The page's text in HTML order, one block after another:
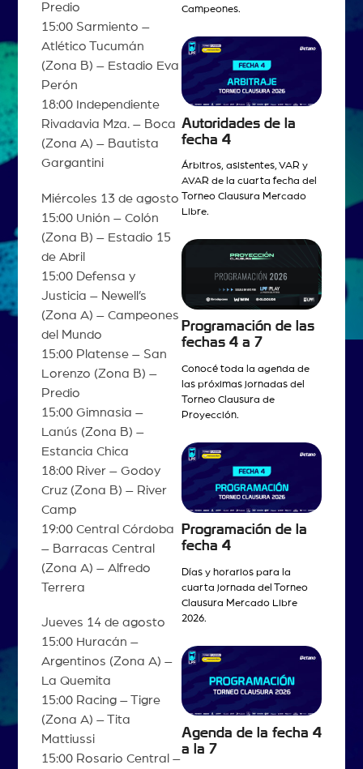
Predio
15:00 Sarmiento –
Atlético Tucumán
(Zona B) – Estadio Eva
Perón
18:00 Independiente
Rivadavia Mza. – Boca
(Zona A) – Bautista
Gargantini
Miércoles 13 de agosto
15:00 Unión – Colón
(Zona B) – Estadio 15
de Abril
15:00 Defensa y
Justicia – Newell’s
(Zona A) – Campeones
del Mundo
15:00 Platense – San
Lorenzo (Zona B) –
Predio
15:00 Gimnasia –
Lanús (Zona B) –
Estancia Chica
18:00 River – Godoy
Cruz (Zona B) – River
Camp
19:00 Central Córdoba
– Barracas Central
(Zona A) – Alfredo
Terrera
Jueves 14 de agosto
15:00 Huracán –
Argentinos (Zona A) –
La Quemita
15:00 Racing – Tigre
(Zona A) – Tita
Mattiussi
15:00 Rosario Central –
Campeones.
Autoridades de la
fecha 4
Árbitros, asistentes, VAR y
AVAR de la cuarta fecha del
Torneo Clausura Mercado
Libre.
Programación de las
fechas 4 a 7
Conocé toda la agenda de
las próximas jornadas del
Torneo Clausura de
Proyección.
Programación de la
fecha 4
Días y horarios para la
cuarta jornada del Torneo
Clausura Mercado Libre
2026.
Agenda de la fecha 4
a la 7